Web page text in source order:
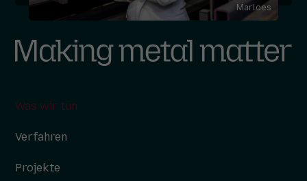
Marloes
Was wir tun
Verfahren
Projekte